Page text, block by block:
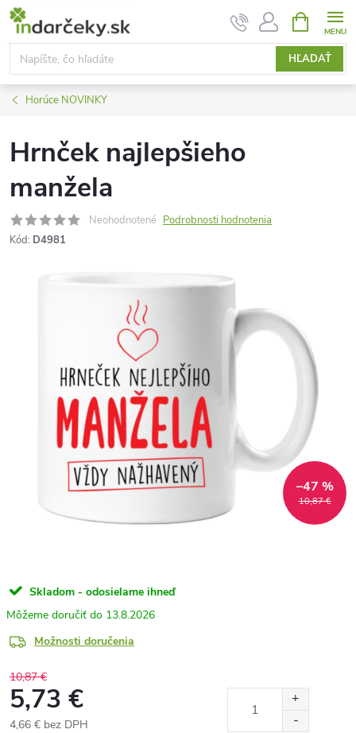
Prejsť
obsah
HĽADAŤ
KOŠÍK
Horúce NOVINKY
Hrnček najlepšieho
manžela
Neohodnotené Podrobnosti hodnotenia
Kód: D4981
10,87 €
–47 %
Skladom - odosielame ihneď
13.8.2026
Možnosti doručenia
10,87 €
5,73 €
4,66 € bez DPH